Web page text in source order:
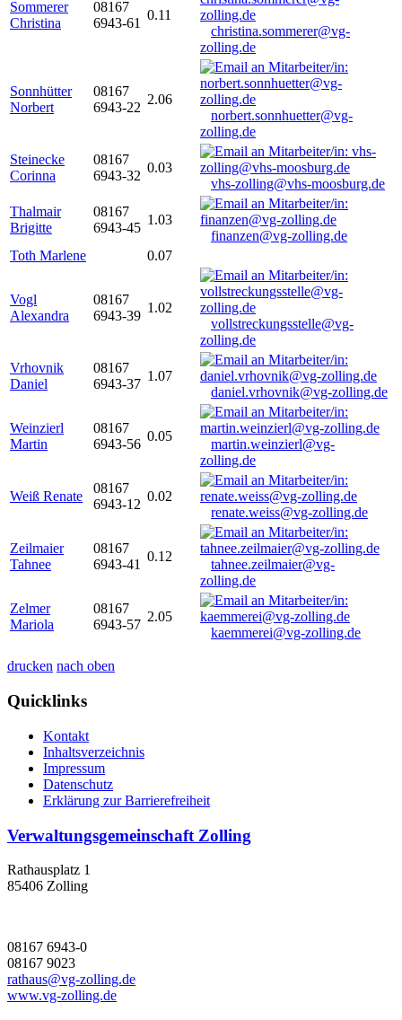
Sommerer
Christina
08167
6943-61
0.11
christina.sommerer@vg-
zolling.de
Sonnhütter
Norbert
08167
6943-22
2.06
norbert.sonnhuetter@vg-
zolling.de
Steinecke
Corinna
08167
6943-32
0.03
vhs-zolling@vhs-moosburg.de
Thalmair
Brigitte
08167
6943-45
1.03
finanzen@vg-zolling.de
Toth Marlene
0.07
Vogl
Alexandra
08167
6943-39
1.02
vollstreckungsstelle@vg-
zolling.de
Vrhovnik
Daniel
08167
6943-37
1.07
daniel.vrhovnik@vg-zolling.de
Weinzierl
Martin
08167
6943-56
0.05
martin.weinzierl@vg-
zolling.de
Weiß Renate
08167
6943-12
0.02
renate.weiss@vg-zolling.de
Zeilmaier
Tahnee
08167
6943-41
0.12
tahnee.zeilmaier@vg-
zolling.de
Zelmer
Mariola
08167
6943-57
2.05
kaemmerei@vg-zolling.de
drucken nach oben
Quicklinks
Kontakt
Inhaltsverzeichnis
Impressum
Datenschutz
Erklärung zur Barrierefreiheit
Verwaltungsgemeinschaft Zolling
Rathausplatz 1
85406 Zolling
08167 6943-0
08167 9023
rathaus@vg-zolling.de
www.vg-zolling.de